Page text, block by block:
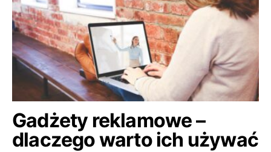
Gadżety reklamowe –
dlaczego warto ich używać